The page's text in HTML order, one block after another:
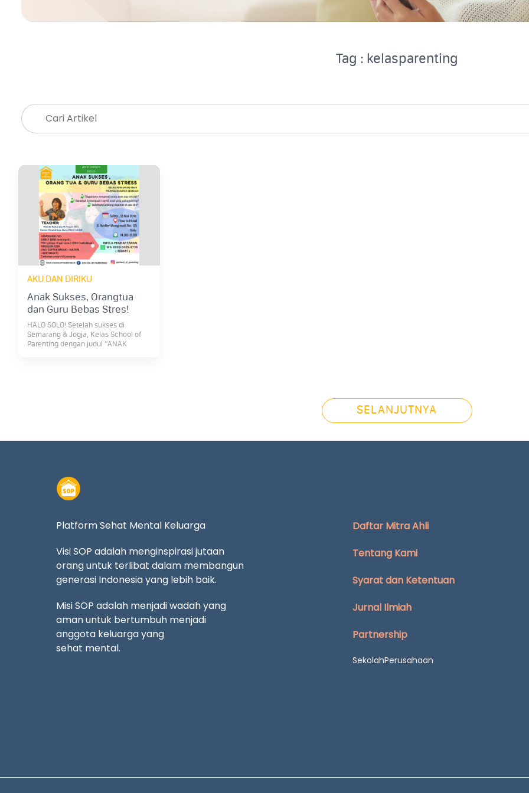
Tag : kelasparenting
AKU DAN DIRIKU
Anak Sukses, Orangtua
dan Guru Bebas Stres!
HALO SOLO! Setelah sukses di
Semarang & Jogja, Kelas School of
Parenting dengan judul “ANAK
SELANJUTNYA
Platform Sehat Mental Keluarga
Visi SOP adalah menginspirasi jutaan
orang untuk terlibat dalam membangun
generasi Indonesia yang lebih baik.
Misi SOP adalah menjadi wadah yang
aman untuk bertumbuh menjadi
anggota keluarga yang
sehat mental.
Daftar Mitra Ahli
Tentang Kami
Syarat dan Ketentuan
Jurnal Ilmiah
Partnership
SekolahPerusahaan